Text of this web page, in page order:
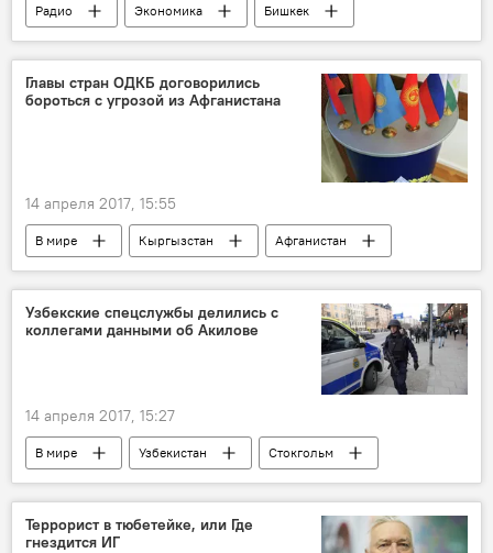
Радио Экономика
Бишкек
ЕАЭС
Главы стран ОДКБ договорились
бороться с угрозой из Афганистана
14 апреля 2017, 15:55
В мире Кыргызстан
Афганистан
ОДКБ
Борьба с терроризмом
Политика
Узбекские спецслужбы делились с
коллегами данными об Акилове
14 апреля 2017, 15:27
В мире Узбекистан
Стокгольм
Рахмат Акилов
Наезд грузовика на людей в Стокгольме
Террорист в тюбетейке, или Где
гнездится ИГ